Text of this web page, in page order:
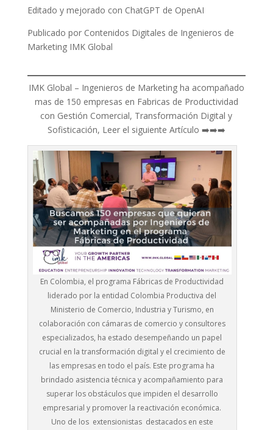
Editado y mejorado con ChatGPT de OpenAI
Publicado por Contenidos Digitales de Ingenieros de
Marketing IMK Global
IMK Global – Ingenieros de Marketing ha acompañado
mas de 150 empresas en Fabricas de Productividad
con Gestión Comercial, Transformación Digital y
Sofisticación, Leer el siguiente Artículo ➡️➡️➡️
En Colombia, el programa Fábricas de Productividad
liderado por la entidad Colombia Productiva del
Ministerio de Comercio, Industria y Turismo, en
colaboración con cámaras de comercio y consultores
especializados, ha estado desempeñando un papel
crucial en la transformación digital y el crecimiento de
las empresas en todo el país. Este programa ha
brindado asistencia técnica y acompañamiento para
superar los obstáculos que impiden el desarrollo
empresarial y promover la reactivación económica.
Uno de los extensionistas destacados en este